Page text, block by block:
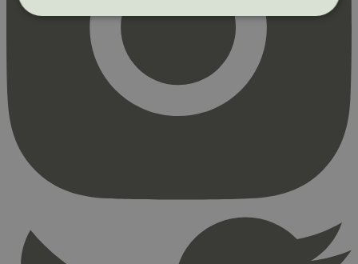
Strengt nødvendig
Statistikk
Strengt nødvendige informasjonskapsler tillater
kjernefunksjoner på nettstedet, som
Utløpsdato
.svanemerket.no
minutter
54
sekunder